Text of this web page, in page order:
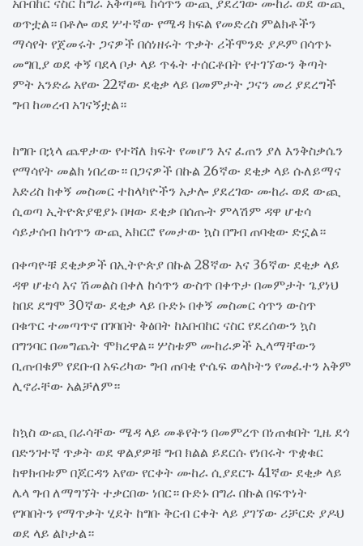
አቡበከር ናስር ከግራ አቅጣጫ ከሳጥን ውጪ ያደረገው ሙከራ ወደ ውጪ
ወጥቷል። በቶሎ ወደ ሦተኛው የሜዳ ክፍል የመድረስ ምልክቶችን
ማሳየት የጀመሩት ጋናዎች በሰነዘሩት ጥቃት ሪችሞንድ ያዶም በሳጥኑ
መግቢያ ወደ ቀኝ ባደላ ቦታ ላይ ጥፋት ተሰርቶበት የተገኘውን ቅጣት
ምት አንድሬ አየው 22ኛው ደቂቃ ላይ በመምታት ጋናን መሪ ያደረግች
ግብ ከመረብ አገናኝቷል።
ከግቡ በኋላ ጨዋታው የተሻለ ክፍት የመሆን እና ፈጠን ያለ እንቅስቃሴን
የማሳየት መልክ ነበረው። በጋናዎች በኩል 26ኛው ደቂቃ ላይ ሱለይማና
እድሪስ ከቀኝ መስመር ተከላካዮችን አታሎ ያደረገው ሙከራ ወደ ውጪ
ሲወጣ ኢትዮጵያዊያኑ በዛው ደቂቃ በሰጡት ምላሽም ዳዋ ሆቴሳ
ሳይታሰብ ከሳጥን ውጪ አክርሮ የመታው ኳስ በግብ ጠባቂው ድኗል።
በቀጣዮቹ ደቂቃዎች በኢትዮጵያ በኩል 28ኛው እና 36ኛው ደቂቃ ላይ
ዳዋ ሆቴሳ እና ሽመልስ በቀለ ከሳጥን ውስጥ በቀጥታ በመምታት ጌያነህ
ከበደ ደግሞ 30ኛው ደቂቃ ላይ ቡድኑ በቀኝ መስመር ሳጥን ውስጥ
በቁጥር ተመጣጥኖ በገባበት ቅፅበት ከአቡበከር ናስር የደረሰውን ኳስ
በግንባር በመግጨት ሞክረዋል። ሦስቱም ሙከራዎች ኢላማቸውን
ቢጠብቁም የደቡብ አፍሪካው ግብ ጠባቂ ዮሴፍ ወላኮትን የመፈተን አቅም
ሊኖራቸው አልቻለም።
ከኳስ ውጪ በራሳቸው ሜዳ ላይ መቆየትን በመምረጥ በነጠቁበት ጊዜ ደጎ
በድንገተኛ ጥቃት ወደ ዋልያዎቹ ግብ ክልል ይደርሱ የነበሩት ጥቋቁር
ከዋክብቱም በጆርዳን አየው የርቀት ሙከራ ሲያደርጉ 41ኛው ደቂቃ ላይ
ሌላ ግብ ለማግኘት ተቃርበው ነበር። ቡድኑ በግራ በኩል በፍጥነት
የገባበትን የማጥቃት ሂደት ከግቡ ቅርብ ርቀት ላይ ያገኘው ሪቻርድ ያዶህ
ወደ ላይ ልኮታል።